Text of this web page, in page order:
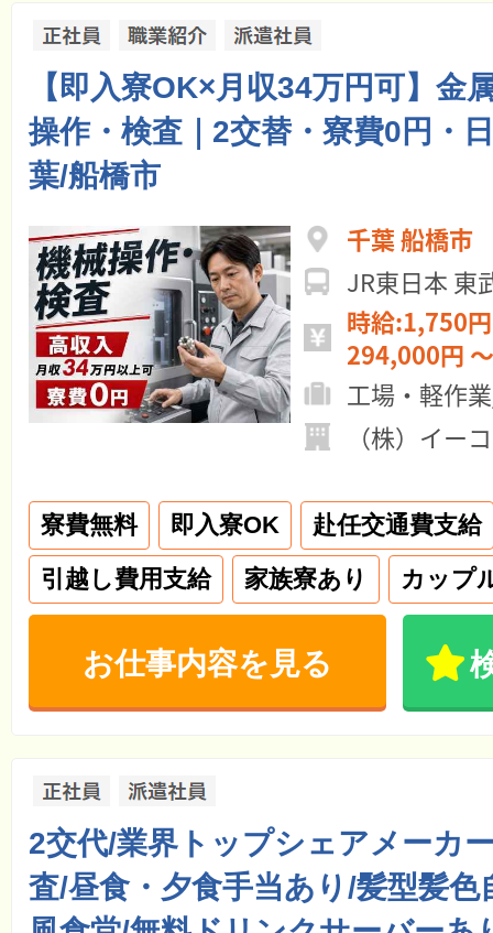
【即入寮OK×月収34万円可】金
操作・検査｜2交替・寮費0円・
葉/船橋市
千葉 船橋市
JR東日本 東
時給:1,750
294,000円
工場・軽作
（株）イー
寮費無料 即入寮OK
赴任交通費支給
引越し費用支給
家族寮あり カップ
お仕事内容を見る
2交代/業界トップシェアメーカ
査/昼食・夕食手当あり/髪型髪色